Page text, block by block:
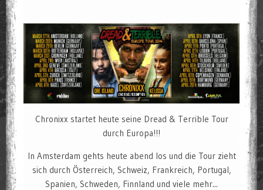
Chronixx startet heute seine Dread & Terrible Tour
durch Europa!!!
In Amsterdam gehts heute abend los und die Tour zieht
sich durch Österreich, Schweiz, Frankreich, Portugal,
Spanien, Schweden, Finnland und viele mehr...